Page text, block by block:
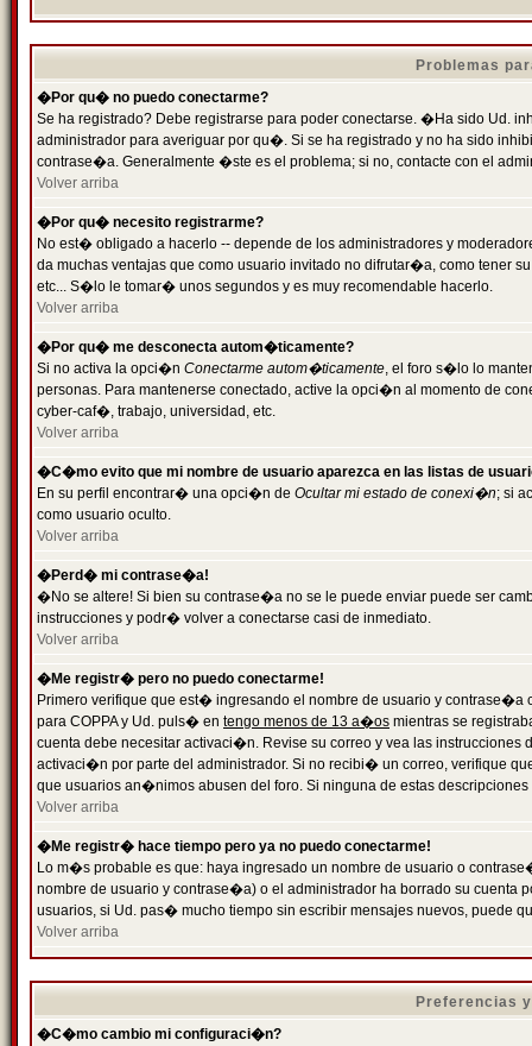
Problemas
�Por qu� no puedo conectarme?
Se ha registrado? Debe registrarse para poder conectarse. �Ha sido Ud.
administrador para averiguar por qu�. Si se ha registrado y no ha sido
contrase�a. Generalmente �ste es el problema; si no, contacte con el
Volver arriba
�Por qu� necesito registrarme?
No est� obligado a hacerlo -- depende de los administradores y
da muchas ventajas que como usuario invitado no difrutar�a, como tener
etc... S�lo le tomar� unos segundos y es muy recomendable hacerlo.
Volver arriba
�Por qu� me desconecta autom�ticamente?
Si no activa la opci�n Conectarme autom�ticamente, el foro s�lo lo
personas. Para mantenerse conectado, active la opci�n al momento de
cyber-caf�, trabajo, universidad, etc.
Volver arriba
�C�mo evito que mi nombre de usuario aparezca en las listas de
En su perfil encontrar� una opci�n de Ocultar mi estado de conexi�n; si
como usuario oculto.
Volver arriba
�Perd� mi contrase�a!
�No se altere! Si bien su contrase�a no se le puede enviar puede ser
instrucciones y podr� volver a conectarse casi de inmediato.
Volver arriba
�Me registr� pero no puedo conectarme!
Primero verifique que est� ingresando el nombre de usuario y
para COPPA y Ud. puls� en tengo menos de 13 a�os mientras se
cuenta debe necesitar activaci�n. Revise su correo y vea las
activaci�n por parte del administrador. Si no recibi� un correo, verifique
que usuarios an�nimos abusen del foro. Si ninguna de estas
Volver arriba
�Me registr� hace tiempo pero ya no puedo conectarme!
Lo m�s probable es que: haya ingresado un nombre de usuario o
nombre de usuario y contrase�a) o el administrador ha borrado su
usuarios, si Ud. pas� mucho tiempo sin escribir mensajes nuevos, puede
Volver arriba
Preferencias
�C�mo cambio mi configuraci�n?